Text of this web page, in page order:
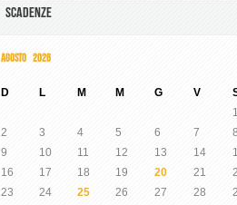
SCADENZE
AGOSTO 2026
D L M M G V
1
2
3 4 5 6 7
8
9
10 11 12 13 14
16
17 18 19 20 21
23
24 25 26 27 28